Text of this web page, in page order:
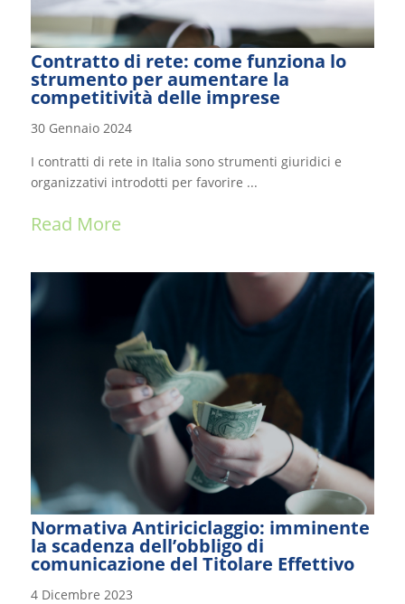
Contratto di rete: come funziona lo
strumento per aumentare la
competitività delle imprese
30 Gennaio 2024
I contratti di rete in Italia sono strumenti giuridici e
organizzativi introdotti per favorire ...
Read More
Normativa Antiriciclaggio: imminente
la scadenza dell’obbligo di
comunicazione del Titolare Effettivo
4 Dicembre 2023